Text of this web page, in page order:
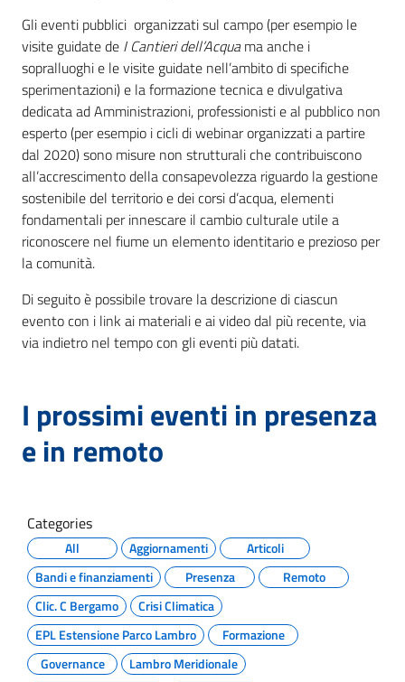
Gli eventi pubblici organizzati sul campo (per esempio le
visite guidate de I Cantieri dell’Acquama anche i
sopralluoghi e le visite guidate nell’ambito di specifiche
sperimentazioni) e la formazione tecnica e divulgativa
dedicata ad Amministrazioni, professionisti e al pubblico non
esperto (per esempio i cicli di webinar organizzati a partire
dal 2020) sono misure non strutturali che contribuiscono
all’accrescimento della consapevolezza riguardo la gestione
sostenibile del territorio e dei corsi d’acqua, elementi
fondamentali per innescare il cambio culturale utile a
riconoscere nel fiume un elemento identitario e prezioso per
la comunità.
Di seguito è possibile trovare la descrizione di ciascun
evento con i link ai materiali e ai video dal più recente, via
via indietro nel tempo con gli eventi più datati.
I prossimi eventi in presenza
e in remoto
Categories
All Aggiornamenti
Articoli
Bandi e finanziamenti
Presenza
Remoto
Clic. C Bergamo
Crisi Climatica
EPL Estensione Parco Lambro
Formazione
Governance
Lambro Meridionale